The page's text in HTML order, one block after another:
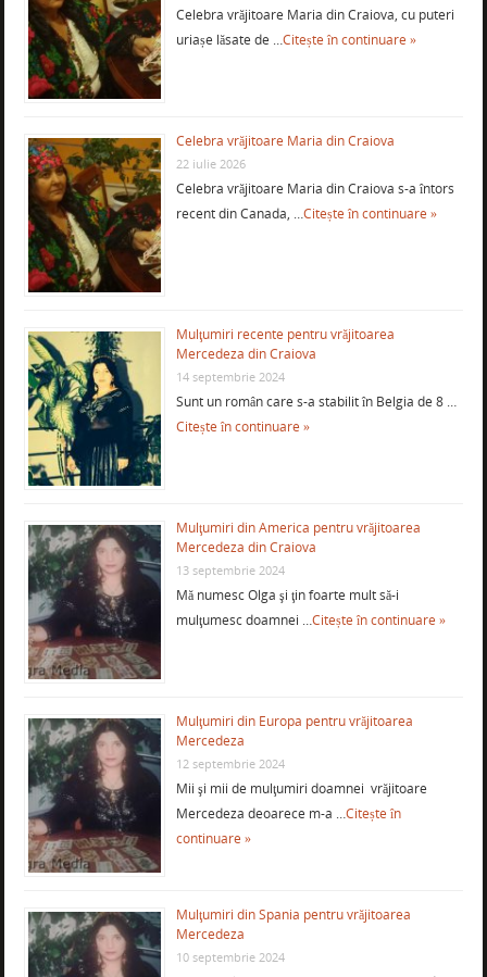
Celebra vrăjitoare Maria din Craiova, cu puteri
uriașe lăsate de …Citește în continuare »
Celebra vrăjitoare Maria din Craiova
22 iulie 2026
Celebra vrăjitoare Maria din Craiova s-a întors
recent din Canada, …Citește în continuare »
Mulţumiri recente pentru vrăjitoarea
Mercedeza din Craiova
14 septembrie 2024
Sunt un român care s-a stabilit în Belgia de 8 …
Citește în continuare »
Mulţumiri din America pentru vrăjitoarea
Mercedeza din Craiova
13 septembrie 2024
Mă numesc Olga şi ţin foarte mult să-i
mulţumesc doamnei …Citește în continuare »
Mulţumiri din Europa pentru vrăjitoarea
Mercedeza
12 septembrie 2024
Mii şi mii de mulţumiri doamnei vrăjitoare
Mercedeza deoarece m-a …Citește în
continuare »
Mulţumiri din Spania pentru vrăjitoarea
Mercedeza
10 septembrie 2024